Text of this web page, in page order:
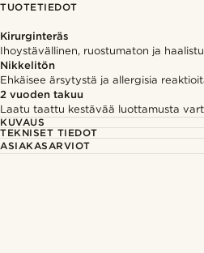
TUOTETIEDOT
Kirurginteräs
Ihoystävällinen, ruostumaton ja
Nikkelitön
Ehkäisee ärsytystä ja allergisia
2 vuoden takuu
Laatu taattu kestävää luottamusta
KUVAUS
TEKNISET TIEDOT
ASIAKASARVIOT